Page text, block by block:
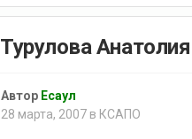
Анатолия
Автор Есаул
28 марта, 2007 в КСАПО